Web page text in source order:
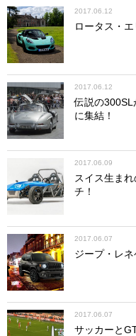
2017.06.12
ロータス・
2017.06.12
伝説の300SL
に集結！
2017.06.09
スイス生ま
チ！
2017.06.07
ジープ・レ
2017.06.07
サッカーと